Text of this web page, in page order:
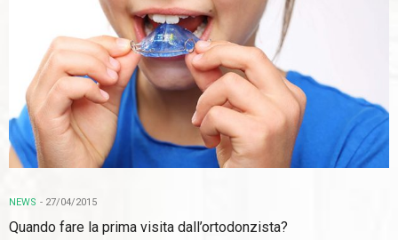
NEWS - 27/04/2015
Quando fare la prima visita dall’ortodonzista?